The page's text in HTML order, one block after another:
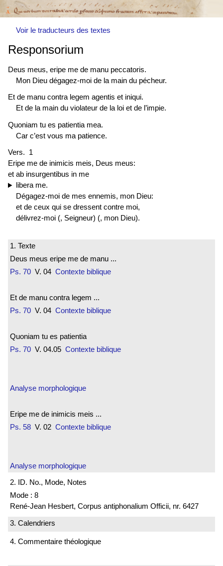
Voir le traducteurs des textes
Responsorium
Deus meus, eripe me de manu peccatoris.
Mon Dieu dégagez-moi de la main du pécheur.
Et de manu contra legem agentis et iniqui.
Et de la main du violateur de la loi et de l’impie.
Quoniam tu es patientia mea.
Car c’est vous ma patience.
Vers. 1
Eripe me de inimicis meis, Deus meus:
et ab insurgentibus in me
libera me.
Dégagez-moi de mes ennemis, mon Dieu:
et de ceux qui se dressent contre moi,
délivrez-moi (, Seigneur) (, mon Dieu).
1. Texte
Deus meus eripe me de manu ...
Ps. 70 V. 04 Contexte biblique
Et de manu contra legem ...
Ps. 70 V. 04 Contexte biblique
Quoniam tu es patientia
Ps. 70 V. 04.05 Contexte biblique
Analyse morphologique
Eripe me de inimicis meis ...
Ps. 58 V. 02 Contexte biblique
Analyse morphologique
2. ID. No., Mode, Notes
Mode : 8
René-Jean Hesbert, Corpus antiphonalium Officii, nr. 6427
3. Calendriers
4. Commentaire théologique